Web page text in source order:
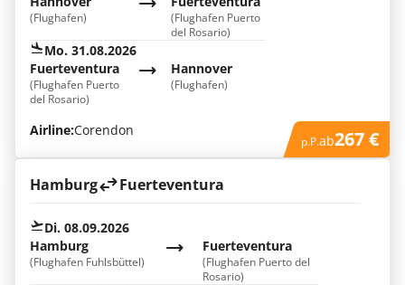
(Flughafen)
(Flughafen Puerto
del Rosario)
Mo. 31.08.2026
Hannover
(Flughafen)
Fuerteventura
(Flughafen Puerto
del Rosario)
Airline:Corendon
p.P.ab267 €
Hamburg Fuerteventura
Di. 08.09.2026
Hamburg
(Flughafen Fuhlsbüttel)
Fuerteventura
(Flughafen Puerto del
Rosario)